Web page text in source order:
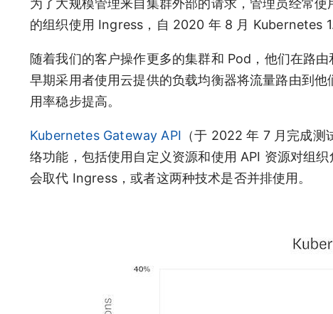
为了大规模管理来自集群外部的请求，管理员经常
的组织使用 Ingress，自 2020 年 8 月 Kubernetes
随着我们的客户操作更多的集群和 Pod，他们在路
早期采用者使用云提供的负载均衡器将流量路由到
用率稳步提高。
Kubernetes Gateway API （于 2022 年 7 月完成
络功能，包括使用自定义资源和使用 API 资源对组
会取代 Ingress，或者这两种技术是否并排使用。